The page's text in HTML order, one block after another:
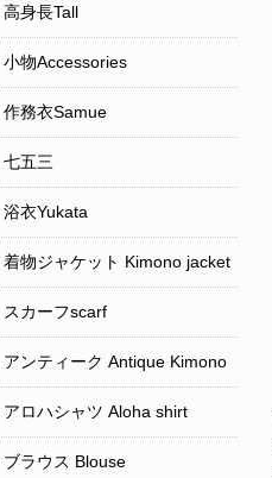
高身長Tall
小物Accessories
作務衣Samue
七五三
浴衣Yukata
着物ジャケット Kimono jacket
スカーフscarf
アンティーク Antique Kimono
アロハシャツ Aloha shirt
ブラウス Blouse